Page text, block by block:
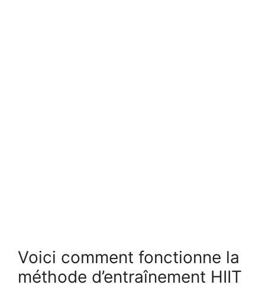
Voici comment fonctionne la
méthode d’entraînement HIIT